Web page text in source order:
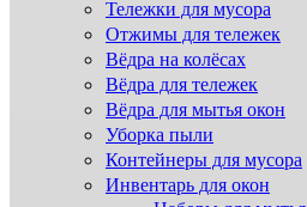
Тележки для мусора
Отжимы для тележек
Вёдра на колёсах
Вёдра для тележек
Вёдра для мытья окон
Уборка пыли
Контейнеры для мусора
Инвентарь для окон